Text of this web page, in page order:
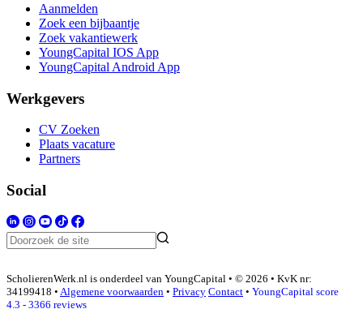
Aanmelden
Zoek een bijbaantje
Zoek vakantiewerk
YoungCapital IOS App
YoungCapital Android App
Werkgevers
CV Zoeken
Plaats vacature
Partners
Social
ScholierenWerk.nl is onderdeel van YoungCapital • © 2026 • KvK nr:
34199418 • Algemene voorwaarden • Privacy Contact • YoungCapital score
4.3 - 3366 reviews